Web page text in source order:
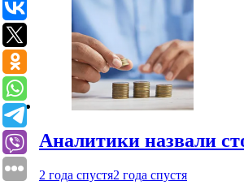
Аналитики назвали
2 года спустя2 года спустя